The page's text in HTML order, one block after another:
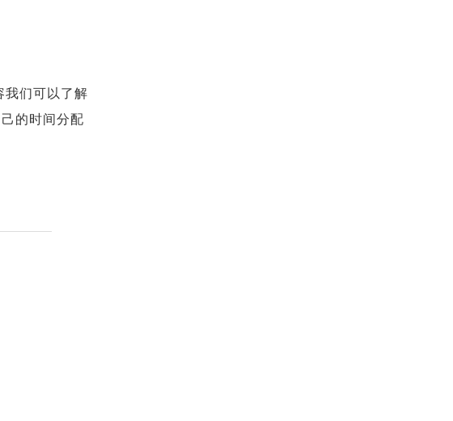
我们可以了解
的时间分配